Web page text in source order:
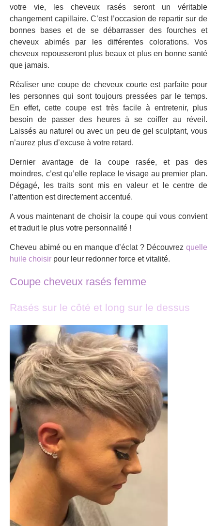
votre vie, les cheveux rasés seront un véritable
changement capillaire. C’est l’occasion de repartir sur de
bonnes bases et de se débarrasser des fourches et
cheveux abimés par les différentes colorations. Vos
cheveux repousseront plus beaux et plus en bonne santé
que jamais.
Réaliser une coupe de cheveux courte est parfaite pour
les personnes qui sont toujours pressées par le temps.
En effet, cette coupe est très facile à entretenir, plus
besoin de passer des heures à se coiffer au réveil.
Laissés au naturel ou avec un peu de gel sculptant, vous
n’aurez plus d’excuse à votre retard.
Dernier avantage de la coupe rasée, et pas des
moindres, c’est qu’elle replace le visage au premier plan.
Dégagé, les traits sont mis en valeur et le centre de
l’attention est directement accentué.
A vous maintenant de choisir la coupe qui vous convient
et traduit le plus votre personnalité !
Cheveu abimé ou en manque d’éclat ? Découvrez quelle
huile choisir pour leur redonner force et vitalité.
Coupe cheveux rasés femme
Rasés sur le côté et long sur le dessus